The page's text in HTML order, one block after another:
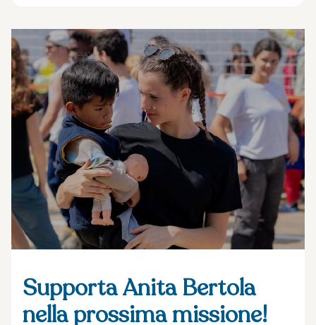
Supporta Anita Bertola
nella prossima missione!